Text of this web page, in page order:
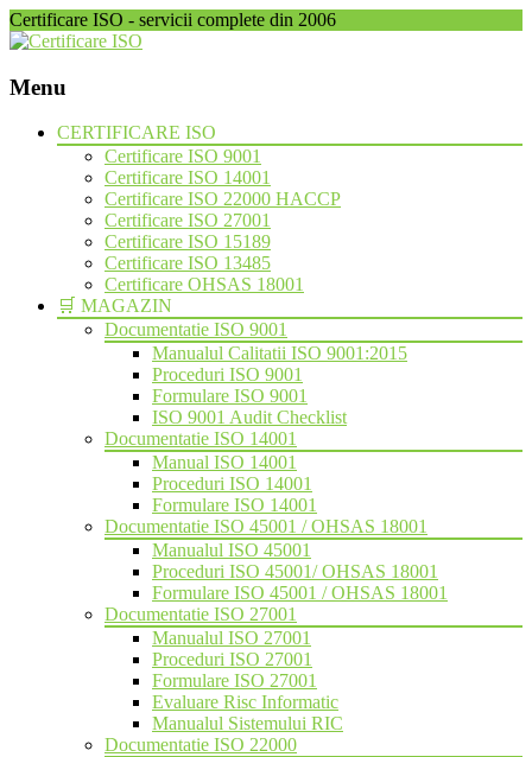
Certificare ISO - servicii complete din 2006
Menu
Skip
CERTIFICARE ISO
Certificare ISO 9001
Certificare ISO 14001
Certificare ISO 22000 HACCP
Certificare ISO 27001
Certificare ISO 15189
Certificare ISO 13485
Certificare OHSAS 18001
🛒 MAGAZIN
Documentatie ISO 9001
Manualul Calitatii ISO 9001:2015
Proceduri ISO 9001
Formulare ISO 9001
ISO 9001 Audit Checklist
Documentatie ISO 14001
Manual ISO 14001
Proceduri ISO 14001
Formulare ISO 14001
Documentatie ISO 45001 / OHSAS 18001
Manualul ISO 45001
Proceduri ISO 45001/ OHSAS 18001
Formulare ISO 45001 / OHSAS 18001
Documentatie ISO 27001
Manualul ISO 27001
Proceduri ISO 27001
Formulare ISO 27001
Evaluare Risc Informatic
Manualul Sistemului RIC
Documentatie ISO 22000